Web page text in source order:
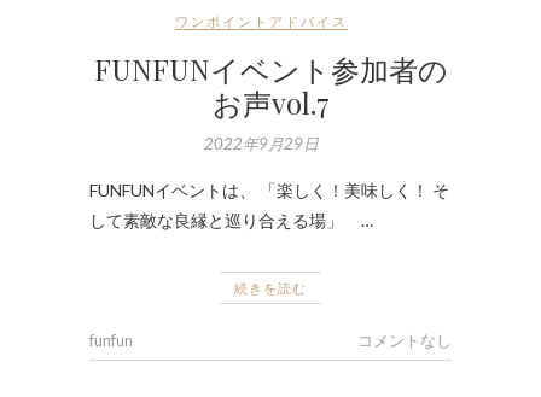
ワンポイントアドバイス
FUNFUNイベント参加者の
お声vol.7
2022年9月29日
FUNFUNイベントは、 「楽しく！美味しく！ そ
して素敵な良縁と巡り合える場」 …
続きを読む
funfun コメントなし